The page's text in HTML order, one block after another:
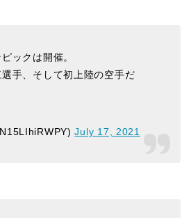
ックは開催。
手、そして初上陸の空手だ
July 17, 2021